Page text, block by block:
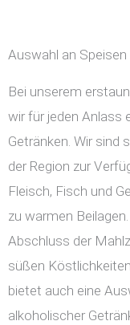
Auswahl an Speisen
Bei unserem
wir für jeden Anlass
Getränken. Wir sind
der Region zur
Fleisch, Fisch und
zu warmen
Abschluss der
süßen
bietet auch eine
alkoholischer